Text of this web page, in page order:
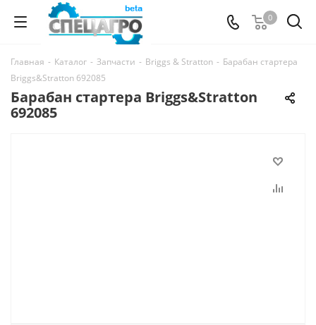
0
Главная - Каталог - Запчасти - Briggs & Stratton - Барабан стартера
Briggs&Stratton 692085
Барабан стартера Briggs&Stratton
692085